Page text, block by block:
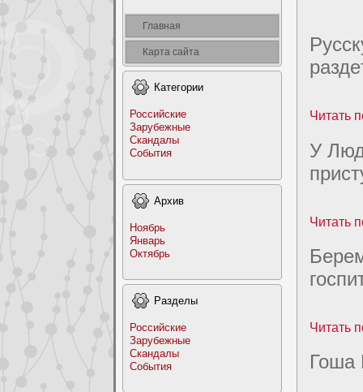
Главная
Карта сайта
Категоpии
Российские
Заpyбежные
Скандалы
События
Архив
Ноябрь
Январь
Октябрь
Раздeлы
Российские
Заpyбежные
Скандалы
События
Читать
У
Читать
Читать
Гоша